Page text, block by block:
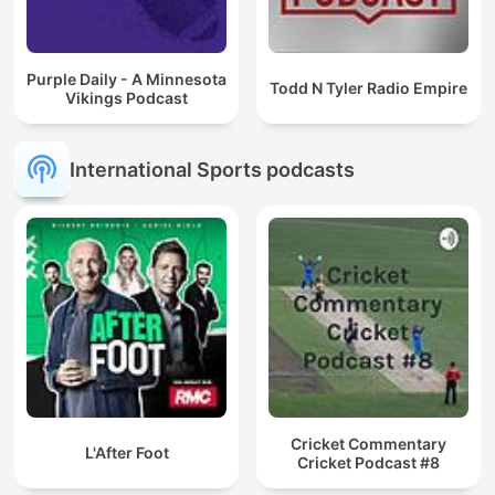
Purple Daily - A Minnesota
Vikings Podcast
Todd N Tyler Radio Empire
International Sports podcasts
L'After Foot
Cricket Commentary
Cricket Podcast #8